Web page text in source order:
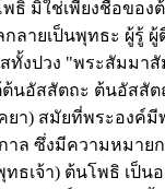
ใช่เพียงชื่อของต้
ายเป็นพุทธะ ผู้รู้
ทั้งปวง "พระสัมมา
นอัสสัตถะ ต้นอัสสั
ยา) สมัยที่พระองค์
ล ซึ่งมีความหมาย
ธเจ้า) ต้นโพธิ เป็